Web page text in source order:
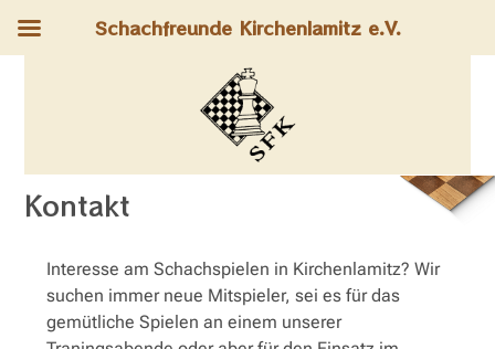
Kontakt
Interesse am Schachspielen in Kirchenlamitz? Wir
suchen immer neue Mitspieler, sei es für das
gemütliche Spielen an einem unserer
Schachfreunde Kirchenlamitz e.V.